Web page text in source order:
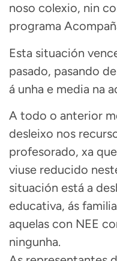
noso colexio, nin
programa
Esta situación
pasado, pasando
á unha e media na
A todo o anterior
desleixo nos
profesorado, xa
viuse reducido
situación está a
educativa, ás
aquelas con NEE
ningunha.